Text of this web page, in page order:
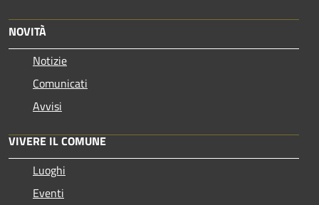
NOVITÀ
Notizie
Comunicati
Avvisi
VIVERE IL COMUNE
Luoghi
Eventi